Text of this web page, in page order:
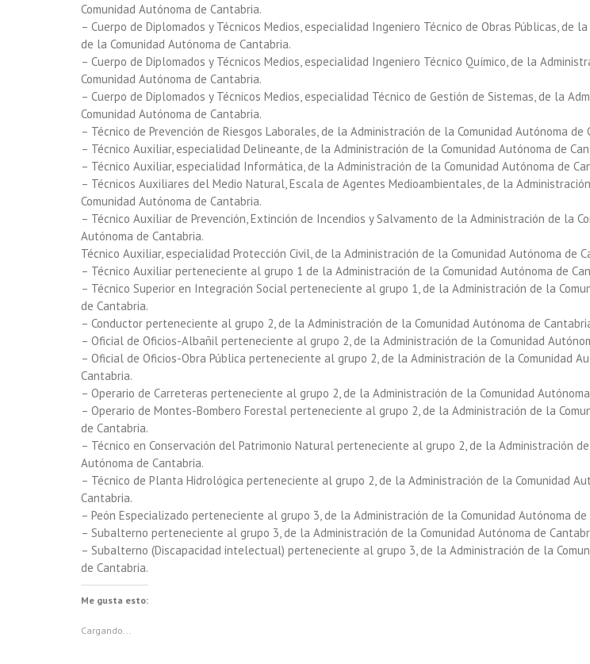
Comunidad Autónoma de Cantabria.
– Cuerpo de Diplomados y Técnicos Medios, especialidad Ingeniero Técnico de Obras Públicas, de
de la Comunidad Autónoma de Cantabria.
– Cuerpo de Diplomados y Técnicos Medios, especialidad Ingeniero Técnico Químico, de la
Comunidad Autónoma de Cantabria.
– Cuerpo de Diplomados y Técnicos Medios, especialidad Técnico de Gestión de Sistemas, de la
Comunidad Autónoma de Cantabria.
– Técnico de Prevención de Riesgos Laborales, de la Administración de la Comunidad Autónoma de
– Técnico Auxiliar, especialidad Delineante, de la Administración de la Comunidad Autónoma de
– Técnico Auxiliar, especialidad Informática, de la Administración de la Comunidad Autónoma de
– Técnicos Auxiliares del Medio Natural, Escala de Agentes Medioambientales, de la
Comunidad Autónoma de Cantabria.
– Técnico Auxiliar de Prevención, Extinción de Incendios y Salvamento de la Administración de la
Autónoma de Cantabria.
Técnico Auxiliar, especialidad Protección Civil, de la Administración de la Comunidad Autónoma de
– Técnico Auxiliar perteneciente al grupo 1 de la Administración de la Comunidad Autónoma de
– Técnico Superior en Integración Social perteneciente al grupo 1, de la Administración de la
de Cantabria.
– Conductor perteneciente al grupo 2, de la Administración de la Comunidad Autónoma de
– Oficial de Oficios-Albañil perteneciente al grupo 2, de la Administración de la Comunidad
– Oficial de Oficios-Obra Pública perteneciente al grupo 2, de la Administración de la Comunidad
Cantabria.
– Operario de Carreteras perteneciente al grupo 2, de la Administración de la Comunidad
– Operario de Montes-Bombero Forestal perteneciente al grupo 2, de la Administración de la
de Cantabria.
– Técnico en Conservación del Patrimonio Natural perteneciente al grupo 2, de la Administración
Autónoma de Cantabria.
– Técnico de Planta Hidrológica perteneciente al grupo 2, de la Administración de la Comunidad
Cantabria.
– Peón Especializado perteneciente al grupo 3, de la Administración de la Comunidad Autónoma de
– Subalterno perteneciente al grupo 3, de la Administración de la Comunidad Autónoma de
– Subalterno (Discapacidad intelectual) perteneciente al grupo 3, de la Administración de la
de Cantabria.
Me gusta esto:
Cargando...